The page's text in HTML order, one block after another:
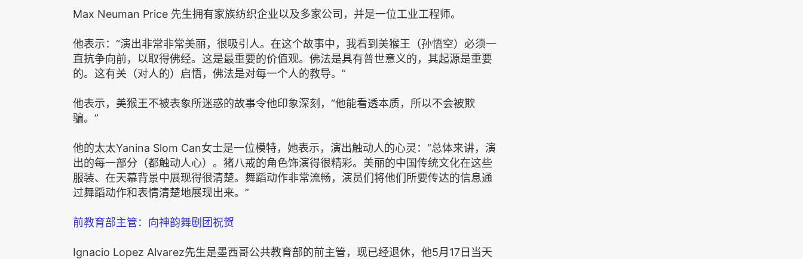
Max Neuman Price 先生拥有家族纺织企业以及多家公司，并是一位工业工程师。
他表示：“演出非常非常美丽，很吸引人。在这个故事中，我看到美猴王（孙悟空）必须一
直抗争向前，以取得佛经。这是最重要的价值观。佛法是具有普世意义的，其起源是重要
的。这有关（对人的）启悟，佛法是对每一个人的教导。”
他表示，美猴王不被表象所迷惑的故事令他印象深刻，“他能看透本质，所以不会被欺
骗。”
他的太太Yanina Slom Can女士是一位模特，她表示，演出触动人的心灵：“总体来讲，演
出的每一部分（都触动人心）。猪八戒的角色饰演得很精彩。美丽的中国传统文化在这些
服装、在天幕背景中展现得很清楚。舞蹈动作非常流畅，演员们将他们所要传达的信息通
过舞蹈动作和表情清楚地展现出来。”
前教育部主管：向神韵舞剧团祝贺
Ignacio Lopez Alvarez先生是墨西哥公共教育部的前主管，现已经退休，他5月17日当天